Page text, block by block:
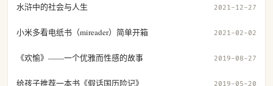
水浒中的社会与人生 2021-12-27
小米多看电纸书（mireader）简单开箱 2021-02-02
《欢愉》——一个优雅而性感的故事 2019-08-27
给孩子推荐一本书《假话国历险记》 2019-05-20